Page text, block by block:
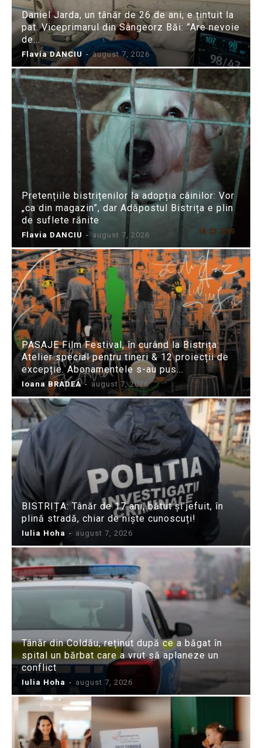
Daniel Jarda, un tânăr de 26 de ani, e țintuit la
pat. Viceprimarul din Sângeorz Băi: ”Are nevoie
de...
Flavia DANCIU - august 7, 2026
Pretențiile bistrițenilor la adopția câinilor: Vor
„ca din magazin”, dar Adăpostul Bistrița e plin
de suflete rănite
Flavia DANCIU - august 7, 2026
PASAJE Film Festival, în curând la Bistrița:
Atelier special pentru tineri & 12 proiecții de
excepție. Abonamentele s-au pus...
Ioana BRADEA - august 7, 2026
BISTRIȚA: Tânăr de 17 ani, bătut și jefuit, în
plină stradă, chiar de niște cunoscuți!
Iulia Hoha - august 7, 2026
Tânăr din Coldău, reținut după ce a băgat în
spital un bărbat care a vrut să aplaneze un
conflict
Iulia Hoha - august 7, 2026